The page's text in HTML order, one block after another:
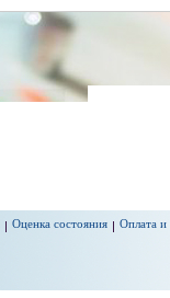
Оценка состояния Оплата и